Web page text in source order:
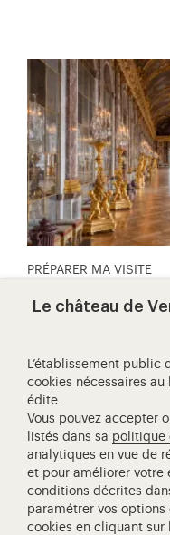
PRÉPARER MA VISITE
une journée
Après avoir découvert
château en fin
unique que les rayons
et au mobilier du palais.
Le château de
L’établissement public
cookies nécessaires au
édite.
Vous pouvez accepter
listés dans sa politique
analytiques en vue de
et pour améliorer votre
conditions décrites
paramétrer vos
cookies en cliquant sur